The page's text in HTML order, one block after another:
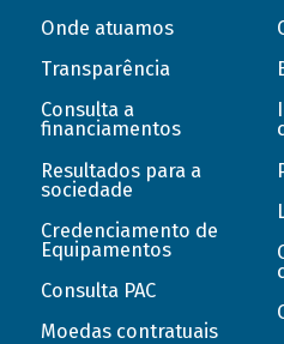
Onde atuamos
Transparência
Consulta a
financiamentos
Resultados para a
sociedade
Credenciamento de
Equipamentos
Consulta PAC
Moedas contratuais